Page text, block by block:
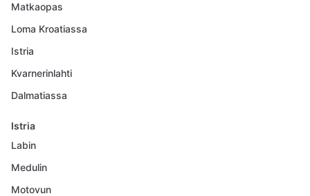
Matkaopas
Loma Kroatiassa
Istria
Kvarnerinlahti
Dalmatiassa
Istria
Labin
Medulin
Motovun